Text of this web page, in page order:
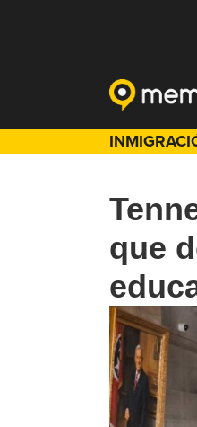
que